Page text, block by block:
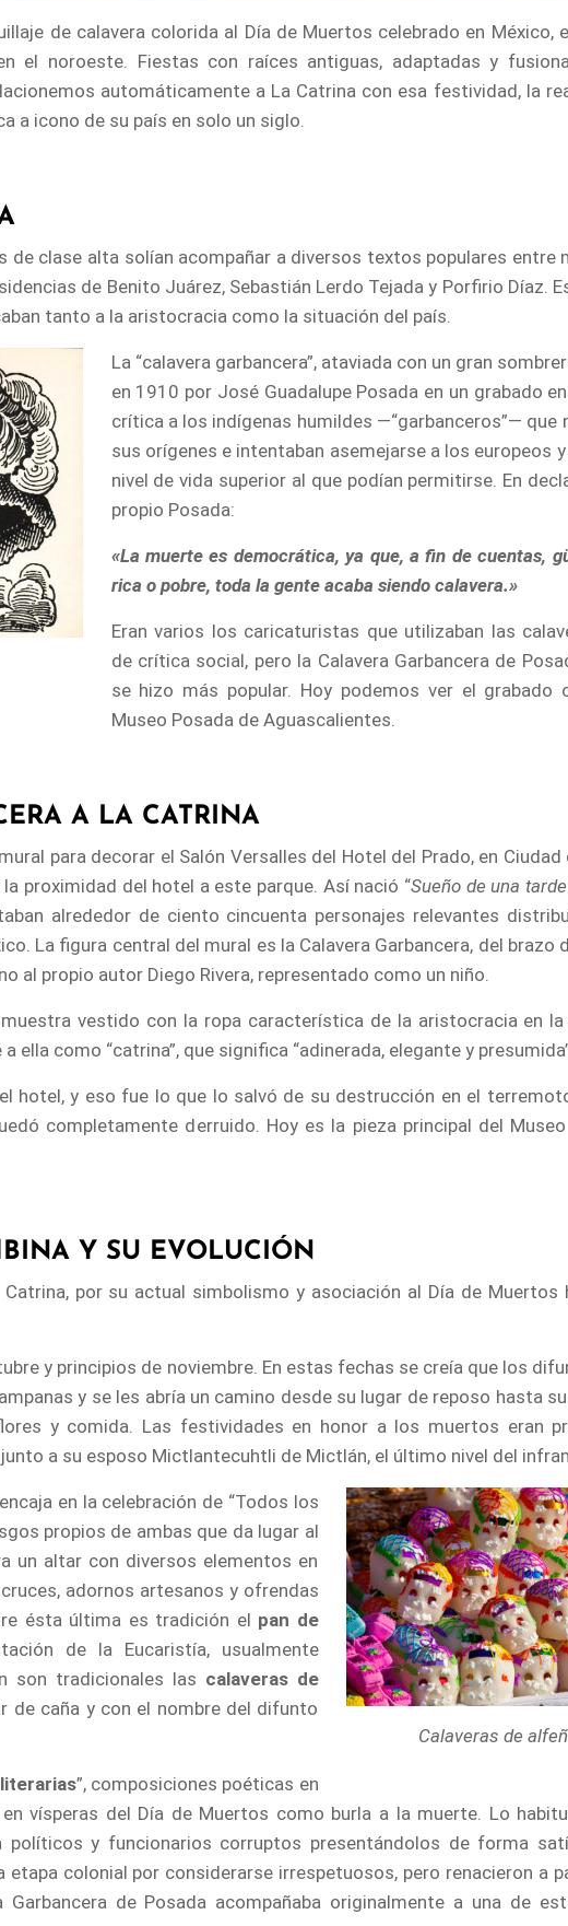
de calavera colorida al Día de Muertos celebrado en México,
el noroeste. Fiestas con raíces antiguas, adaptadas y
automáticamente a La Catrina con esa festividad, la
a icono de su país en solo un siglo.
de clase alta solían acompañar a diversos textos populares entre
de Benito Juárez, Sebastián Lerdo Tejada y Porfirio Díaz.
tanto a la aristocracia como la situación del país.
La “calavera garbancera”, ataviada con un gran
en 1910 por José Guadalupe Posada en un grabado
crítica a los indígenas humildes —“garbanceros”— que
sus orígenes e intentaban asemejarse a los europeos
nivel de vida superior al que podían permitirse. En
propio Posada:
«La muerte es democrática, ya que, a fin de cuentas,
rica o pobre, toda la gente acaba siendo calavera.»
Eran varios los caricaturistas que utilizaban las
de crítica social, pero la Calavera Garbancera de
se hizo más popular. Hoy podemos ver el grabado
Museo Posada de Aguascalientes.
A LA CATRINA
para decorar el Salón Versalles del Hotel del Prado, en Ciudad
proximidad del hotel a este parque. Así nació “Sueño de una
alrededor de ciento cincuenta personajes relevantes
La figura central del mural es la Calavera Garbancera, del brazo
al propio autor Diego Rivera, representado como un niño.
vestido con la ropa característica de la aristocracia en la
ella como “catrina”, que significa “adinerada, elegante y
hotel, y eso fue lo que lo salvó de su destrucción en el
completamente derruido. Hoy es la pieza principal del
Y SU EVOLUCIÓN
por su actual simbolismo y asociación al Día de Muertos
y principios de noviembre. En estas fechas se creía que los
y se les abría un camino desde su lugar de reposo hasta
y comida. Las festividades en honor a los muertos eran
a su esposo Mictlantecuhtli de Mictlán, el último nivel del
Calaveras de
en la celebración de “Todos los
propios de ambas que da lugar al
un altar con diversos elementos en
adornos artesanos y ofrendas
ésta última es tradición el pan de
de la Eucaristía, usualmente
son tradicionales las calaveras de
de caña y con el nombre del difunto
”, composiciones poéticas en
vísperas del Día de Muertos como burla a la muerte. Lo
políticos y funcionarios corruptos presentándolos de forma
colonial por considerarse irrespetuosos, pero renacieron a
Garbancera de Posada acompañaba originalmente a una de